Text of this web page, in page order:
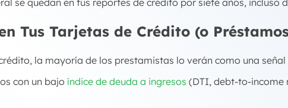
se quedan en tus reportes de crédito por siete años, incluso
Tus Tarjetas de Crédito (o
la mayoría de los prestamistas lo verán como una
con un bajo índice de deuda a ingresos (DTI, debt-to-income